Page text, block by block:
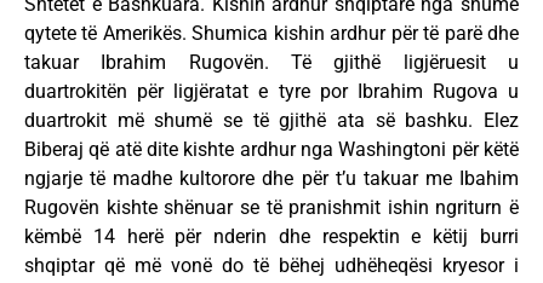
qytete të Amerikës. Shumica kishin ardhur për të parë dhe
takuar Ibrahim Rugovën. Të gjithë ligjëruesit u
duartrokitën për ligjëratat e tyre por Ibrahim Rugova u
duartrokit më shumë se të gjithë ata së bashku. Elez
Biberaj që atë dite kishte ardhur nga Washingtoni për këtë
ngjarje të madhe kultorore dhe për t’u takuar me Ibahim
Rugovën kishte shënuar se të pranishmit ishin ngriturn ë
këmbë 14 herë për nderin dhe respektin e këtij burri
shqiptar që më vonë do të bëhej udhëheqësi kryesor i